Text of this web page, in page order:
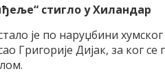
стигло у Хиландар
је по наруџбини
Григорије Дијак, за ког се